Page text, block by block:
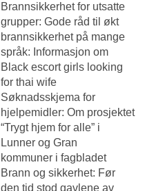
Brannsikkerhet for utsatte
grupper: Gode råd til økt
brannsikkerhet på mange
språk: Informasjon om
Black escort girls looking
for thai wife
Søknadsskjema for
hjelpemidler: Om prosjektet
“Trygt hjem for alle” i
Lunner og Gran
kommuner i fagbladet
Brann og sikkerhet: Før
den tid stod gavlene av